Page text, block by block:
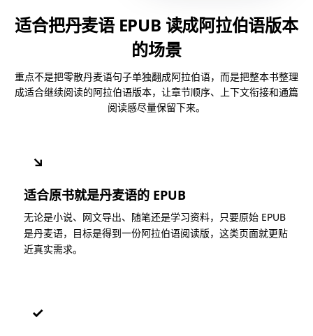
适合把丹麦语 EPUB 读成阿拉伯语版本
的场景
重点不是把零散丹麦语句子单独翻成阿拉伯语，而是把整本书整理
成适合继续阅读的阿拉伯语版本，让章节顺序、上下文衔接和通篇
阅读感尽量保留下来。
↘
适合原书就是丹麦语的 EPUB
无论是小说、网文导出、随笔还是学习资料，只要原始 EPUB
是丹麦语，目标是得到一份阿拉伯语阅读版，这类页面就更贴
近真实需求。
✓